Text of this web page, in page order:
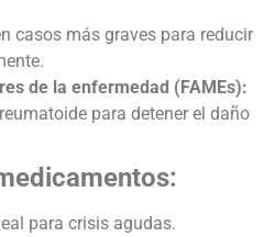
casos más graves para reducir
de la enfermedad (FAMEs):
para detener el daño
para crisis agudas.